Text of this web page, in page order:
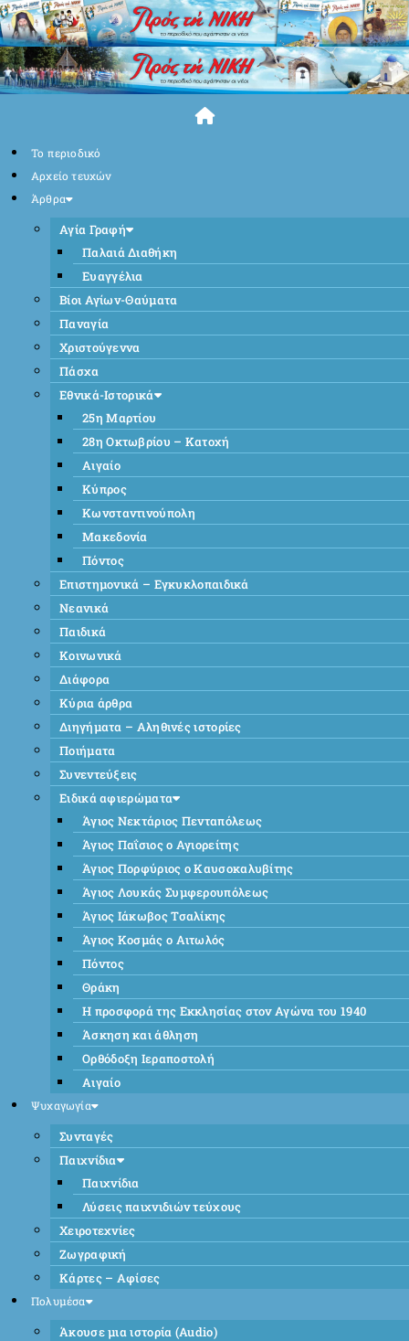
Skip
to
content
Το περιοδικό
Αρχείο τευχών
Άρθρα
Αγία Γραφή
Παλαιά Διαθήκη
Ευαγγέλια
Βίοι Αγίων-Θαύματα
Παναγία
Χριστούγεννα
Πάσχα
Εθνικά-Ιστορικά
25η Μαρτίου
28η Οκτωβρίου – Κατοχή
Αιγαίο
Κύπρος
Κωνσταντινούπολη
Μακεδονία
Πόντος
Επιστημονικά – Εγκυκλοπαιδικά
Νεανικά
Παιδικά
Κοινωνικά
Διάφορα
Κύρια άρθρα
Διηγήματα – Αληθινές ιστορίες
Ποιήματα
Συνεντεύξεις
Ειδικά αφιερώματα
Άγιος Νεκτάριος Πενταπόλεως
Άγιος Παΐσιος ο Αγιορείτης
Άγιος Πορφύριος ο Καυσοκαλυβίτης
Άγιος Λουκάς Συμφερουπόλεως
Άγιος Ιάκωβος Τσαλίκης
Άγιος Κοσμάς ο Αιτωλός
Πόντος
Θράκη
Η προσφορά της Εκκλησίας στον Αγώνα του 1940
Άσκηση και άθληση
Ορθόδοξη Ιεραποστολή
Αιγαίο
Ψυχαγωγία
Συνταγές
Παιχνίδια
Παιχνίδια
Λύσεις παιχνιδιών τεύχους
Χειροτεχνίες
Ζωγραφική
Κάρτες – Αφίσες
Πολυμέσα
Άκουσε μια ιστορία (Audio)